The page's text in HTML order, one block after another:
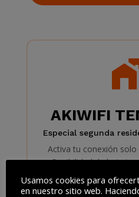
AKIWIFI
Especial segunda
Activa tu conexión solo
Posibilidad de baja
meses
Usamos cookies para
en nuestro sitio web.